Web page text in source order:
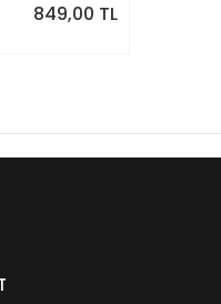
849,00 TL